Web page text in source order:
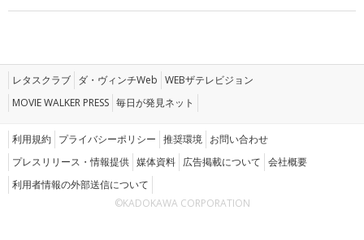
レタスクラブ ダ・ヴィンチWeb WEBザテレビジョン
MOVIE WALKER PRESS 毎日が発見ネット
利用規約 プライバシーポリシー 推奨環境 お問い合わせ
プレスリリース・情報提供 媒体資料 広告掲載について 会社概要
利用者情報の外部送信について
©KADOKAWA CORPORATION